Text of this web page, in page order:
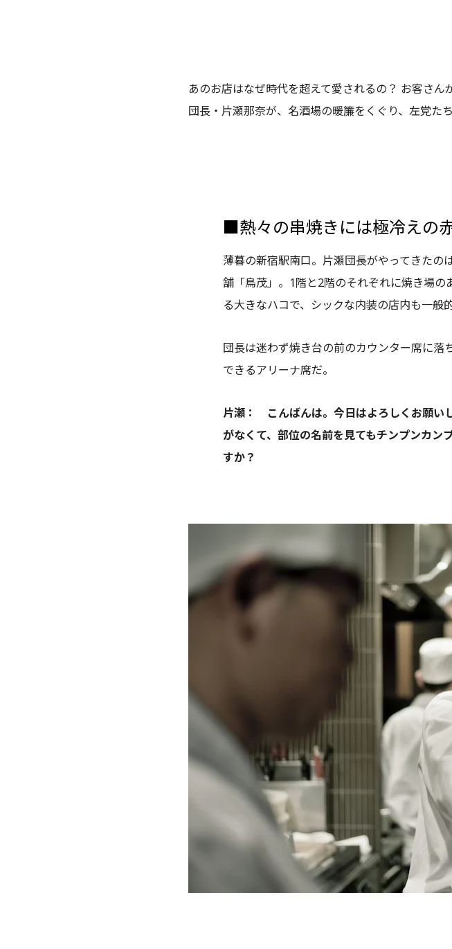
あのお店はなぜ時代を超えて愛されるの？ お客さ
団長・片瀬那奈が、名酒場の暖簾をくぐり、左党た
■熱々の串焼きには極冷えの
薄暮の新宿駅南口。片瀬団長がやってきた
舗「鳥茂」。1階と2階のそれぞれに焼き場
る大きなハコで、シックな内装の店内も一般
団長は迷わず焼き台の前のカウンター席に
できるアリーナ席だ。
片瀬： こんばんは。今日はよろしくお願い
がなくて、部位の名前を見てもチンプンカン
すか？